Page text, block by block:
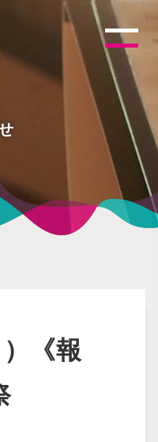
《報